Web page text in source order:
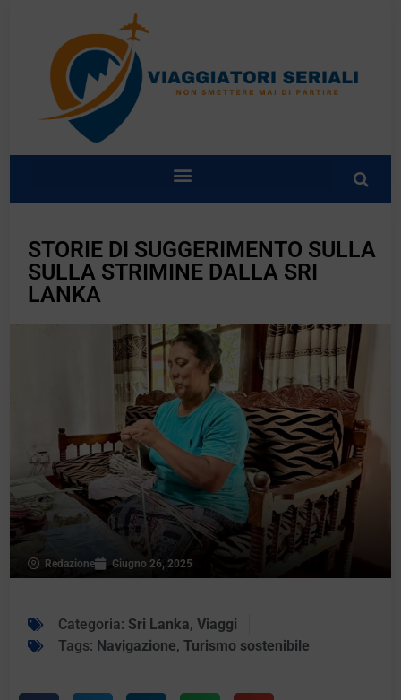
STORIE DI SUGGERIMENTO SULLA
SULLA STRIMINE DALLA SRI
LANKA
Redazione Giugno 26, 2025
Categoria: Sri Lanka,Viaggi
Tags: Navigazione,Turismo sostenibile